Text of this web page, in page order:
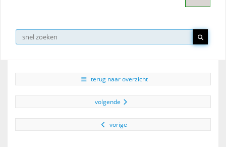
▼
terug naar overzicht
volgende
vorige